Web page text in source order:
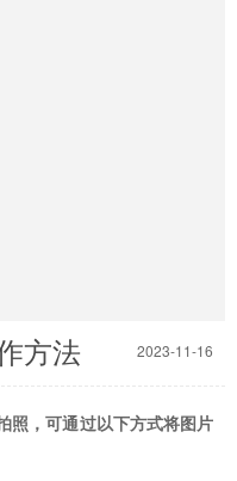
方法 2023-11-16
照，可通过以下方式将图片